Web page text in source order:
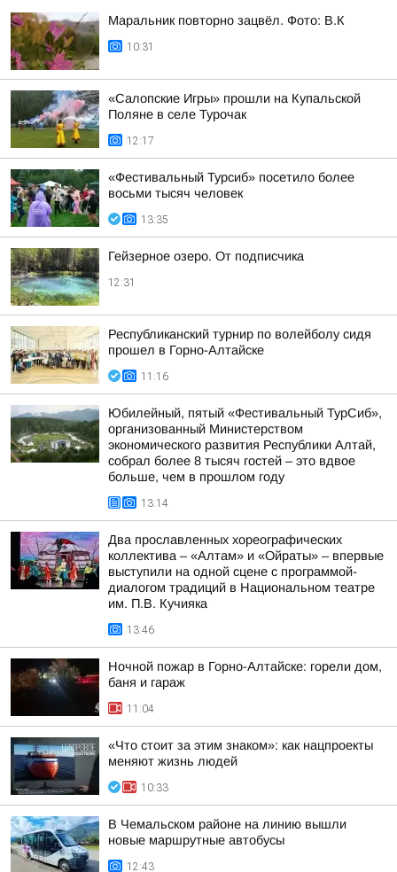
Маральник повторно зацвёл. Фото: В.К
10:31
«Салопские Игры» прошли на Купальской
Поляне в селе Турочак
12:17
«Фестивальный Турсиб» посетило более
восьми тысяч человек
13:35
Гейзерное озеро. От подписчика
12:31
Республиканский турнир по волейболу сидя
прошел в Горно-Алтайске
11:16
Юбилейный, пятый «Фестивальный ТурСиб»,
организованный Министерством
экономического развития Республики Алтай,
собрал более 8 тысяч гостей – это вдвое
больше, чем в прошлом году
13:14
Два прославленных хореографических
коллектива – «Алтам» и «Ойраты» – впервые
выступили на одной сцене с программой-
диалогом традиций в Национальном театре
им. П.В. Кучияка
13:46
Ночной пожар в Горно-Алтайске: горели дом,
баня и гараж
11:04
«Что стоит за этим знаком»: как нацпроекты
меняют жизнь людей
10:33
В Чемальском районе на линию вышли
новые маршрутные автобусы
12:43